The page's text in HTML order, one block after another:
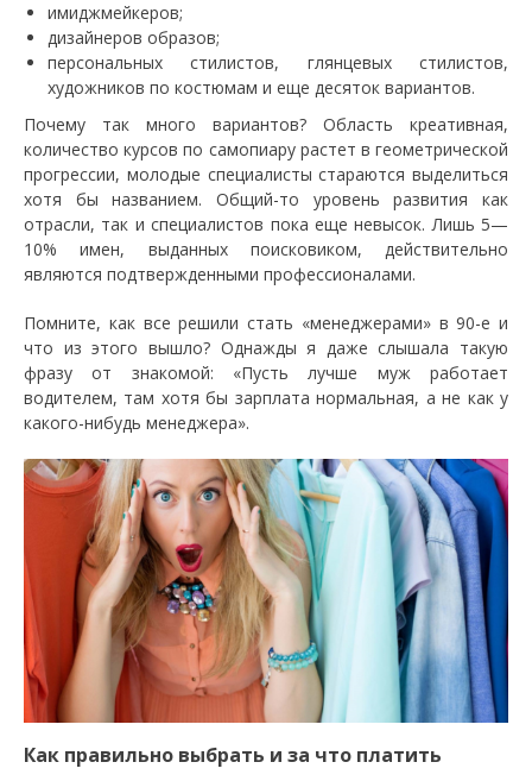
имиджмейкеров;
дизайнеров образов;
персональных стилистов, глянцевых стилистов,
художников по костюмам и еще десяток вариантов.
Почему так много вариантов? Область креативная,
количество курсов по самопиару растет в геометрической
прогрессии, молодые специалисты стараются выделиться
хотя бы названием. Общий-то уровень развития как
отрасли, так и специалистов пока еще невысок. Лишь 5—
10% имен, выданных поисковиком, действительно
являются подтвержденными профессионалами.
Помните, как все решили стать «менеджерами» в 90-е и
что из этого вышло? Однажды я даже слышала такую
фразу от знакомой: «Пусть лучше муж работает
водителем, там хотя бы зарплата нормальная, а не как у
какого-нибудь менеджера».
Как правильно выбрать и за что платить